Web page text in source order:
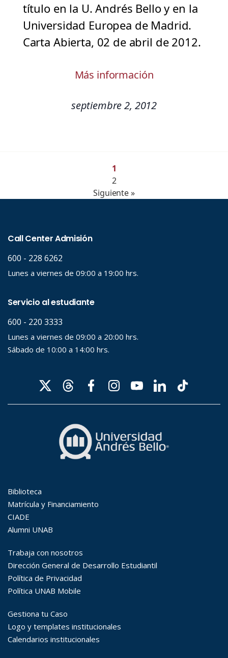
título en la U. Andrés Bello y en la
Universidad Europea de Madrid.
Carta Abierta, 02 de abril de 2012.
Más información
septiembre 2, 2012
1
2
Siguiente »